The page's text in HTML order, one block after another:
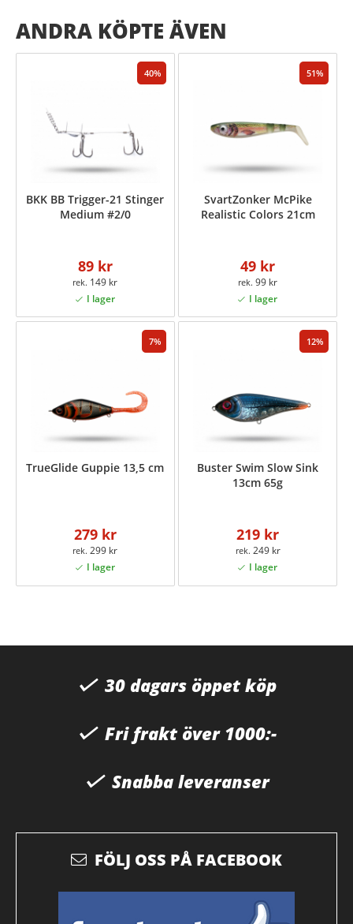
ANDRA KÖPTE ÄVEN
40
BKK BB Trigger-21 Stinger
Medium #2/0
89 kr
149 kr
51
SvartZonker McPike
Realistic Colors 21cm
49 kr
99 kr
7
TrueGlide Guppie 13,5 cm
279 kr
299 kr
12
Buster Swim Slow Sink
13cm 65g
219 kr
249 kr
30 dagars öppet köp
Fri frakt över 1000:-
Snabba leveranser
FÖLJ OSS PÅ FACEBOOK